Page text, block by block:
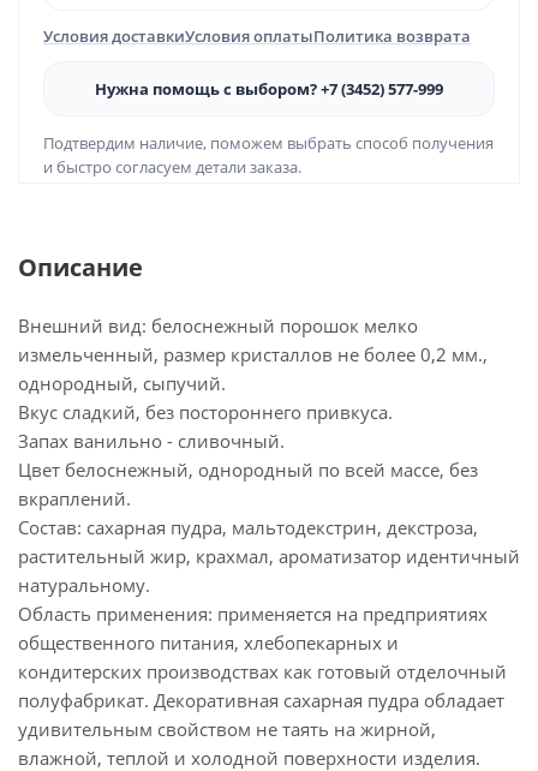
Условия доставкиУсловия оплатыПолитика возврата
Нужна помощь с выбором? +7 (3452) 577-999
Подтвердим наличие, поможем выбрать способ получения
и быстро согласуем детали заказа.
Описание
Внешний вид: белоснежный порошок мелко
измельченный, размер кристаллов не более 0,2 мм.,
однородный, сыпучий.
Вкус сладкий, без постороннего привкуса.
Запах ванильно - сливочный.
Цвет белоснежный, однородный по всей массе, без
вкраплений.
Состав: сахарная пудра, мальтодекстрин, декстроза,
растительный жир, крахмал, ароматизатор идентичный
натуральному.
Область применения: применяется на предприятиях
общественного питания, хлебопекарных и
кондитерских производствах как готовый отделочный
полуфабрикат. Декоративная сахарная пудра обладает
удивительным свойством не таять на жирной,
влажной, теплой и холодной поверхности изделия.